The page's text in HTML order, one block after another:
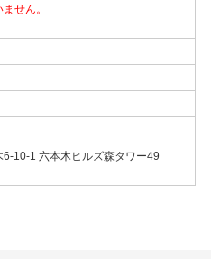
せん。
10-1 六本木ヒルズ森タワー49